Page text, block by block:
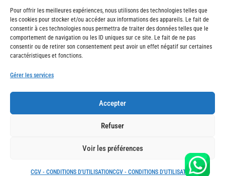
Pour offrir les meilleures expériences, nous utilisons des technologies telles que
les cookies pour stocker et/ou accéder aux informations des appareils. Le fait de
consentir à ces technologies nous permettra de traiter des données telles que le
comportement de navigation ou les ID uniques sur ce site. Le fait de ne pas
consentir ou de retirer son consentement peut avoir un effet négatif sur certaines
caractéristiques et fonctions.
Gérer les services
Accepter
Refuser
Voir les préférences
CGV - CONDITIONS D'UTILISATIONCGV - CONDITIONS D'UTILISATION
KissMyWheels / LifeRacer - Zürich Unterstrass
Boutique et atelier
Téléphone : 078 261 06 40
KissMyWheels / LifeRacer - Zürich Wiedikon
Atelier
Téléphone : 044 594 48 87
LifeRacer / KissMyWheels © 2026 Tous droits réservés